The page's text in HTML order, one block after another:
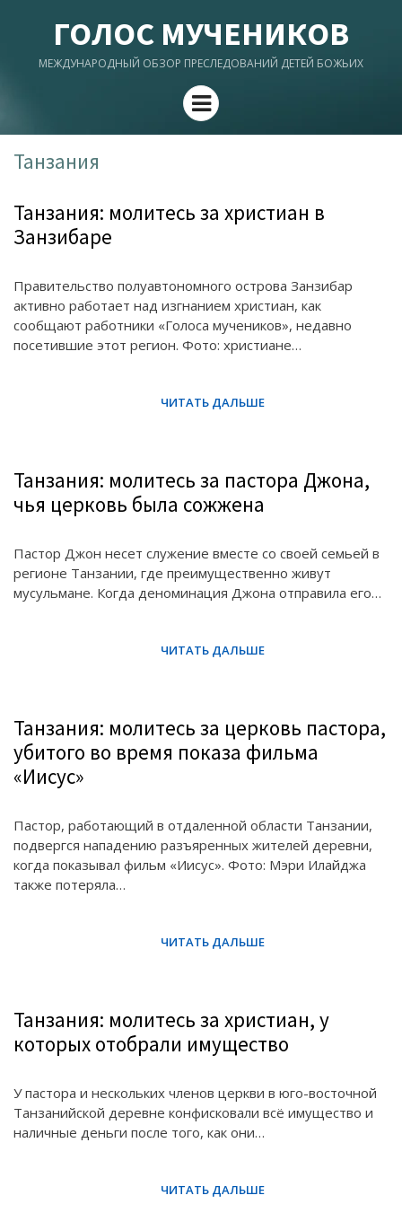
ГОЛОС МУЧЕНИКОВ
МЕЖДУНАРОДНЫЙ ОБЗОР ПРЕСЛЕДОВАНИЙ ДЕТЕЙ БОЖЬИХ
Menu
Танзания
Танзания: молитесь за христиан в
Занзибаре
Правительство полуавтономного острова Занзибар
активно работает над изгнанием христиан, как
сообщают работники «Голоса мучеников», недавно
посетившие этот регион. Фото: христиане…
Танзания: молитесь за пастора Джона,
чья церковь была сожжена
Пастор Джон несет служение вместе со своей семьей в
регионе Танзании, где преимущественно живут
мусульмане. Когда деноминация Джона отправила его…
Танзания: молитесь за церковь пастора,
убитого во время показа фильма
«Иисус»
Пастор, работающий в отдаленной области Танзании,
подвергся нападению разъяренных жителей деревни,
когда показывал фильм «Иисус». Фото: Мэри Илайджа
также потеряла…
Танзания: молитесь за христиан, у
которых отобрали имущество
У пастора и нескольких членов церкви в юго-восточной
Танзанийской деревне конфисковали всё имущество и
наличные деньги после того, как они…